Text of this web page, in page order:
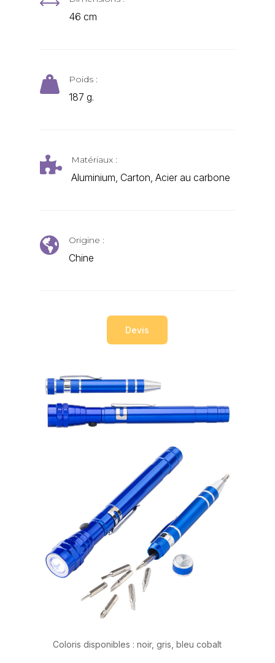
46 cm
 Poids :
187 g.
 Matériaux :
Aluminium, Carton, Acier au carbone
 Origine :
Chine
Devis
Coloris disponibles : noir, gris, bleu cobalt